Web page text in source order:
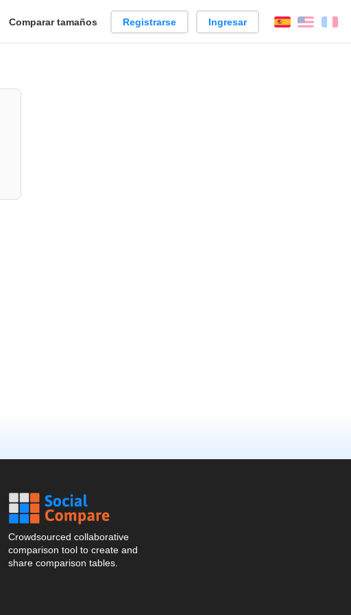
Crear
Comparar tamaños Registrarse Ingresar EspañolEnglish
Crowdsourced collaborative
comparison tool to create and
share comparison tables.